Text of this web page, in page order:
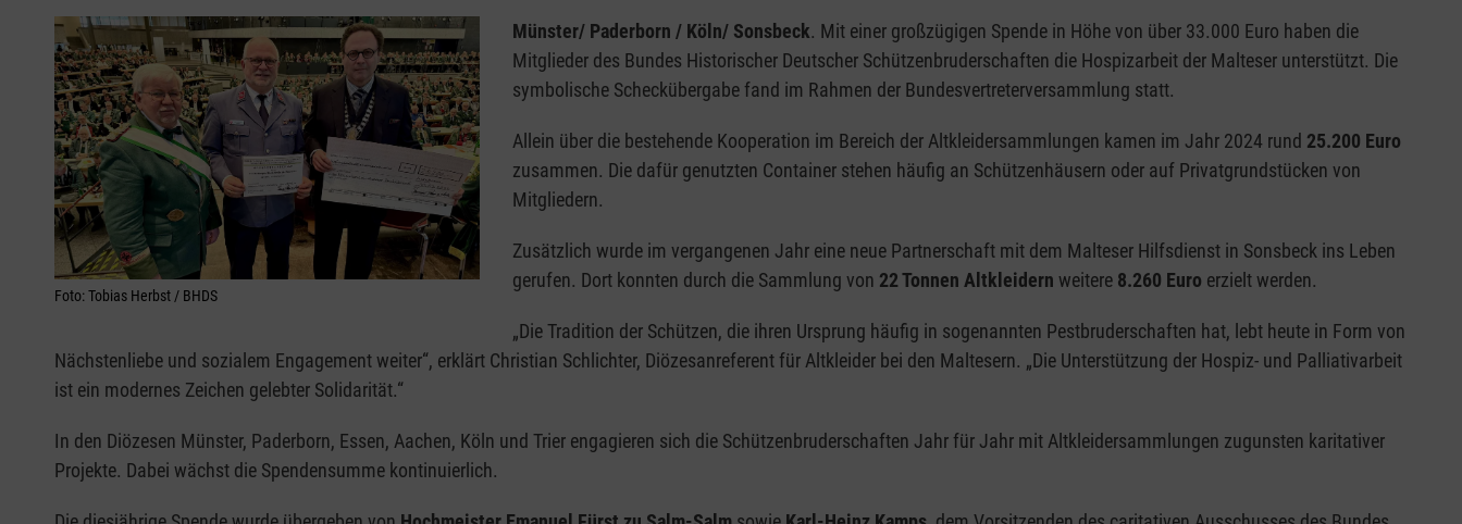
Foto: Tobias Herbst / BHDS
Münster/ Paderborn / Köln/ Sonsbeck. Mit einer großzügigen Spende in Höhe von über 33.000 Euro haben die
Mitglieder des Bundes Historischer Deutscher Schützenbruderschaften die Hospizarbeit der Malteser unterstützt. Die
symbolische Scheckübergabe fand im Rahmen der Bundesvertreterversammlung statt.
Allein über die bestehende Kooperation im Bereich der Altkleidersammlungen kamen im Jahr 2024 rund 25.200 Euro
zusammen. Die dafür genutzten Container stehen häufig an Schützenhäusern oder auf Privatgrundstücken von
Mitgliedern.
Zusätzlich wurde im vergangenen Jahr eine neue Partnerschaft mit dem Malteser Hilfsdienst in Sonsbeck ins Leben
gerufen. Dort konnten durch die Sammlung von 22 Tonnen Altkleidern weitere 8.260 Euro erzielt werden.
„Die Tradition der Schützen, die ihren Ursprung häufig in sogenannten Pestbruderschaften hat, lebt heute in Form von
Nächstenliebe und sozialem Engagement weiter“, erklärt Christian Schlichter, Diözesanreferent für Altkleider bei den Maltesern. „Die Unterstützung der Hospiz- und Palliativarbeit
ist ein modernes Zeichen gelebter Solidarität.“
In den Diözesen Münster, Paderborn, Essen, Aachen, Köln und Trier engagieren sich die Schützenbruderschaften Jahr für Jahr mit Altkleidersammlungen zugunsten karitativer
Projekte. Dabei wächst die Spendensumme kontinuierlich.